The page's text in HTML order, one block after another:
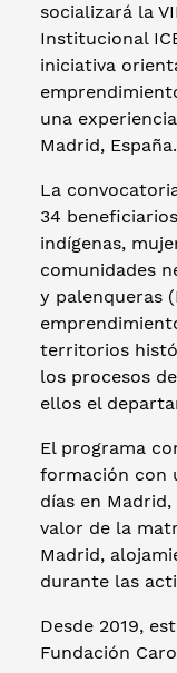
socializará la
Institucional
iniciativa
una
Madrid, España.
La
34
indígenas,
comunidades
y palenqueras
territorios
los procesos
ellos el
El programa
formación con
días en
valor de la
Madrid,
durante las
Desde 2019,
Fundación